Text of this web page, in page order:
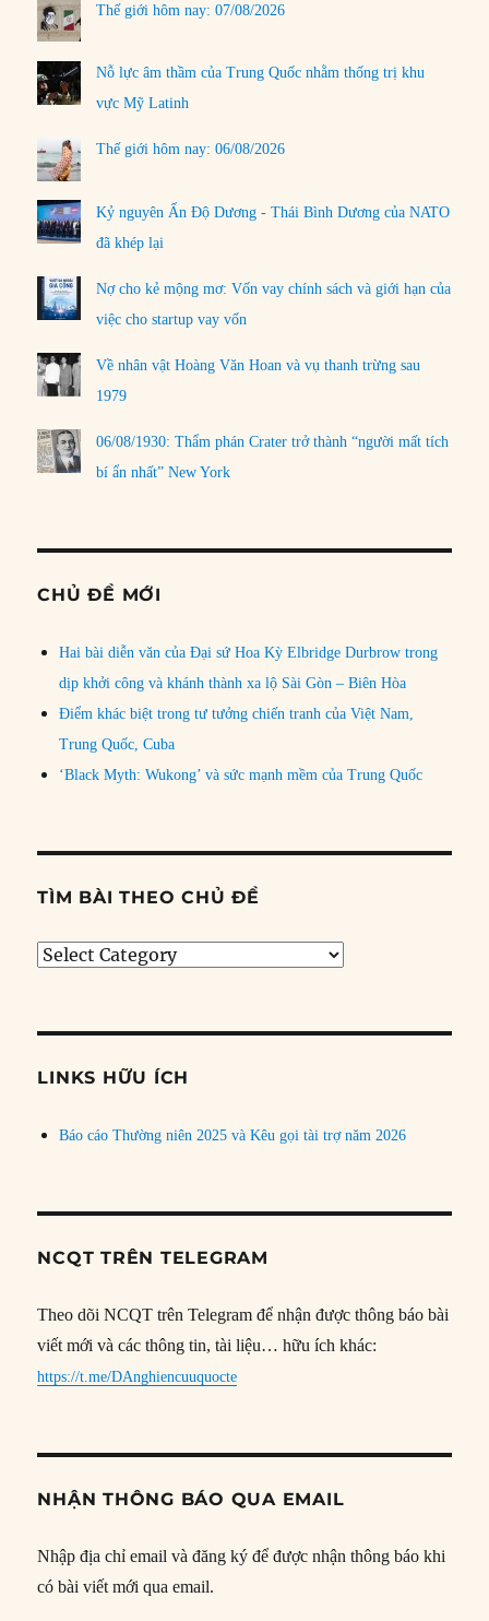
Thế giới hôm nay: 07/08/2026
Nỗ lực âm thầm của Trung Quốc nhằm thống trị khu
vực Mỹ Latinh
Thế giới hôm nay: 06/08/2026
Kỷ nguyên Ấn Độ Dương - Thái Bình Dương của NATO
đã khép lại
Nợ cho kẻ mộng mơ: Vốn vay chính sách và giới hạn của
việc cho startup vay vốn
Về nhân vật Hoàng Văn Hoan và vụ thanh trừng sau
1979
06/08/1930: Thẩm phán Crater trở thành “người mất tích
bí ẩn nhất” New York
CHỦ ĐỀ MỚI
Hai bài diễn văn của Đại sứ Hoa Kỳ Elbridge Durbrow trong
dịp khởi công và khánh thành xa lộ Sài Gòn – Biên Hòa
Điểm khác biệt trong tư tưởng chiến tranh của Việt Nam,
Trung Quốc, Cuba
‘Black Myth: Wukong’ và sức mạnh mềm của Trung Quốc
TÌM BÀI THEO CHỦ ĐỀ
Tìm
đề
LINKS HỮU ÍCH
Báo cáo Thường niên 2025 và Kêu gọi tài trợ năm 2026
NCQT TRÊN TELEGRAM
Theo dõi NCQT trên Telegram để nhận được thông báo bài
viết mới và các thông tin, tài liệu… hữu ích khác:
https://t.me/DAnghiencuuquocte
NHẬN THÔNG BÁO QUA EMAIL
Nhập địa chỉ email và đăng ký để được nhận thông báo khi
có bài viết mới qua email.